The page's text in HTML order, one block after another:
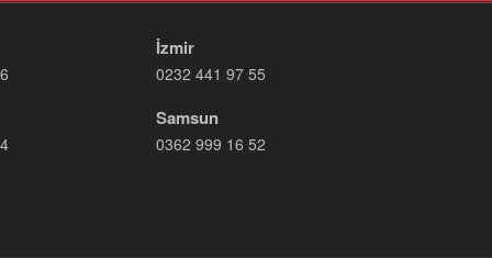
İzmir
0232 441 97 55
Samsun
0362 999 16 52